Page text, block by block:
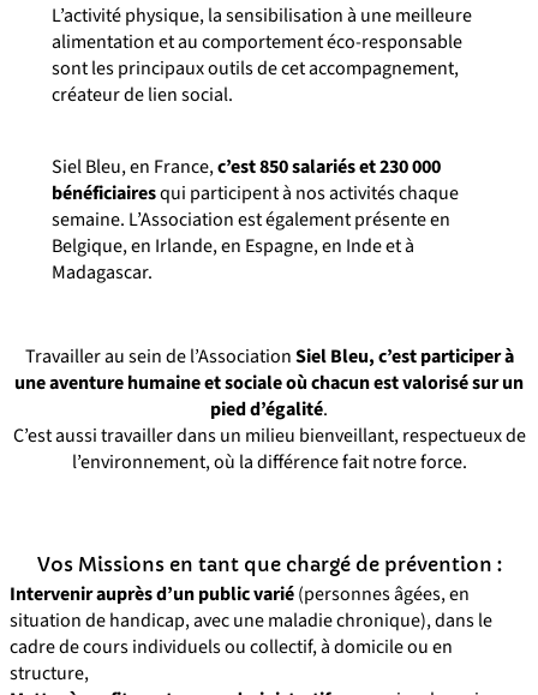
L’activité physique, la sensibilisation à une meilleure
alimentation et au comportement éco-responsable
sont les principaux outils de cet accompagnement,
créateur de lien social.
Siel Bleu, en France,c’est 850 salariés et 230 000
bénéficiairesqui participent à nos activités chaque
semaine. L’Association est également présente en
Belgique, en Irlande, en Espagne, en Inde et à
Madagascar.
Travailler au sein de l’AssociationSiel Bleu, c’est participer à
une aventure humaine et sociale où chacun est valorisé sur un
pied d’égalité.
C’est aussi travailler dans un milieu bienveillant, respectueux de
l’environnement, où la différence fait notre force.
Vos Missions en tant que chargé de prévention :
Intervenir auprès d’un public varié(personnes âgées, en
situation de handicap, avec une maladie chronique), dans le
cadre de cours individuels ou collectif, à domicile ou en
structure,